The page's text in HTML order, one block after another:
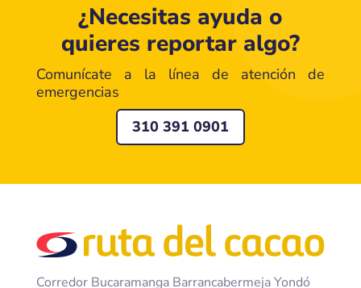
¿Necesitas ayuda o
quieres reportar algo?
Comunícate a la línea de atención de
emergencias
310 391 0901
Corredor Bucaramanga Barrancabermeja Yondó